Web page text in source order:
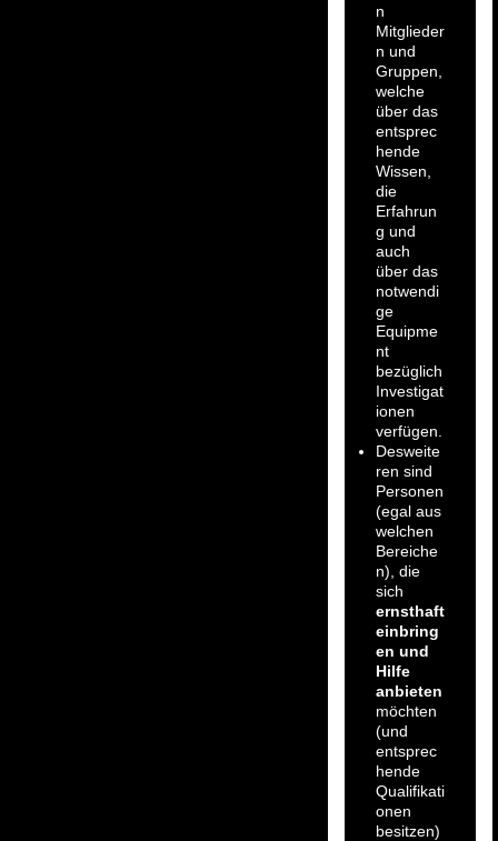
n
Mitglieder
n und
Gruppen,
welche
über das
entsprec
hende
Wissen,
die
Erfahrun
g und
auch
über das
notwendi
ge
Equipme
nt
bezüglich
Investigat
ionen
verfügen.
Desweite
ren sind
Personen
(egal aus
welchen
Bereiche
n), die
sich
ernsthaft
einbring
en und
Hilfe
anbieten
möchten
(und
entsprec
hende
Qualifikati
onen
besitzen)